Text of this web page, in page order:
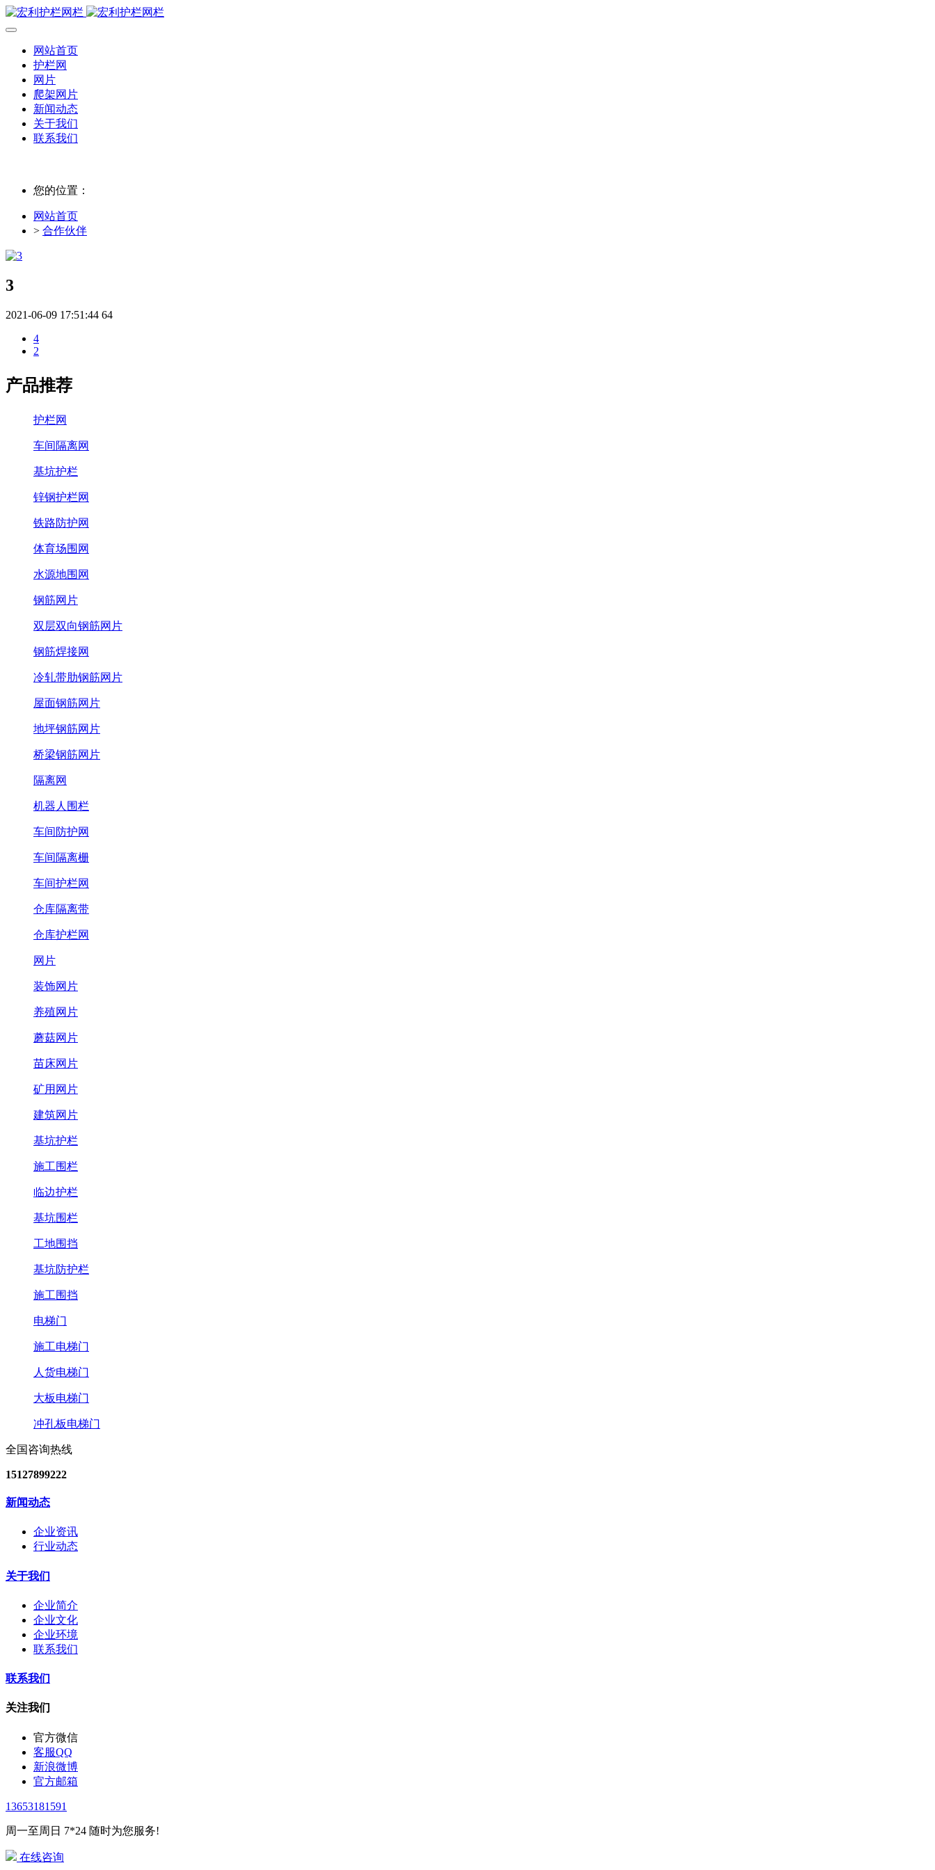
网站首页
护栏网
网片
爬架网片
新闻动态
关于我们
联系我们
您的位置：
网站首页
> 合作伙伴
3
2021-06-09 17:51:44 64
4
2
产品推荐
护栏网
车间隔离网
基坑护栏
锌钢护栏网
铁路防护网
体育场围网
水源地围网
钢筋网片
双层双向钢筋网片
钢筋焊接网
冷轧带肋钢筋网片
屋面钢筋网片
地坪钢筋网片
桥梁钢筋网片
隔离网
机器人围栏
车间防护网
车间隔离栅
车间护栏网
仓库隔离带
仓库护栏网
网片
装饰网片
养殖网片
蘑菇网片
苗床网片
矿用网片
建筑网片
基坑护栏
施工围栏
临边护栏
基坑围栏
工地围挡
基坑防护栏
施工围挡
电梯门
施工电梯门
人货电梯门
大板电梯门
冲孔板电梯门
全国咨询热线
15127899222
新闻动态
企业资讯
行业动态
关于我们
企业简介
企业文化
企业环境
联系我们
联系我们
关注我们
官方微信
客服QQ
新浪微博
官方邮箱
13653181591
周一至周日 7*24 随时为您服务!
在线咨询